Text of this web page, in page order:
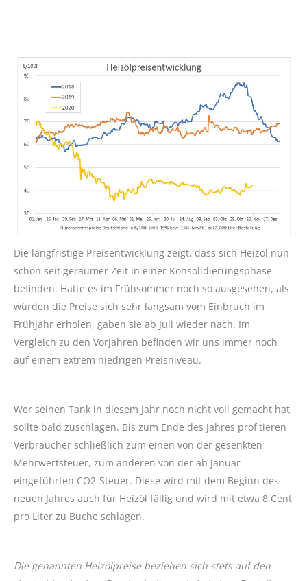
Die langfristige Preisentwicklung zeigt, dass sich Heizöl nun
schon seit geraumer Zeit in einer Konsolidierungsphase
befinden. Hatte es im Frühsommer noch so ausgesehen, als
würden die Preise sich sehr langsam vom Einbruch im
Frühjahr erholen, gaben sie ab Juli wieder nach. Im
Vergleich zu den Vorjahren befinden wir uns immer noch
auf einem extrem niedrigen Preisniveau.
Wer seinen Tank in diesem Jahr noch nicht voll gemacht hat,
sollte bald zuschlagen. Bis zum Ende des Jahres profitieren
Verbraucher schließlich zum einen von der gesenkten
Mehrwertsteuer, zum anderen von der ab Januar
eingeführten CO2-Steuer. Diese wird mit dem Beginn des
neuen Jahres auch für Heizöl fällig und wird mit etwa 8 Cent
pro Liter zu Buche schlagen.
Die genannten Heizölpreise beziehen sich stets auf den